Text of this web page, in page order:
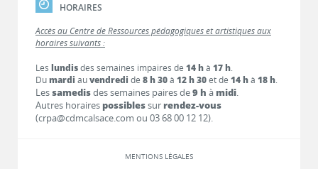
HORAIRES
Accès au Centre de Ressources pédagogiques et artistiques aux
horaires suivants :
Les lundisdes semaines impaires de 14 hà 17 h.
Dumardi auvendredi de 8 h 30à 12 h 30et de 14 hà 18 h.
Lessamedisdes semaines paires de9 h à midi.
Autres horaires possiblessur rendez-vous
(crpa@cdmcalsace.com ou 03 68 00 12 12).
MENTIONS LÉGALES